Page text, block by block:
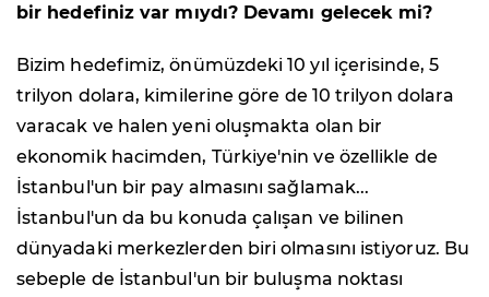
bir hedefiniz var mıydı? Devamı gelecek mi?
Bizim hedefimiz, önümüzdeki 10 yıl içerisinde, 5
trilyon dolara, kimilerine göre de 10 trilyon dolara
varacak ve halen yeni oluşmakta olan bir
ekonomik hacimden, Türkiye'nin ve özellikle de
İstanbul'un bir pay almasını sağlamak...
İstanbul'un da bu konuda çalışan ve bilinen
dünyadaki merkezlerden biri olmasını istiyoruz. Bu
sebeple de İstanbul'un bir buluşma noktası